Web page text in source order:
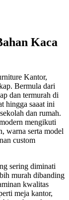
Kaca
Kantor,
Bermula dari
dan termurah di
hingga saaat ini
dan rumah.
mengikuti
warna serta model
custom
sering diminati
murah dibanding
kwalitas
meja kantor,